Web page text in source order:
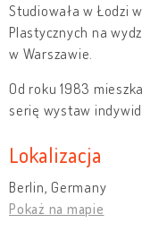
Studiowała w Łodzi
Plastycznych na
w Warszawie.
Od roku 1983
serię wystaw
Lokalizacja
Berlin, Germany
Pokaż na mapie